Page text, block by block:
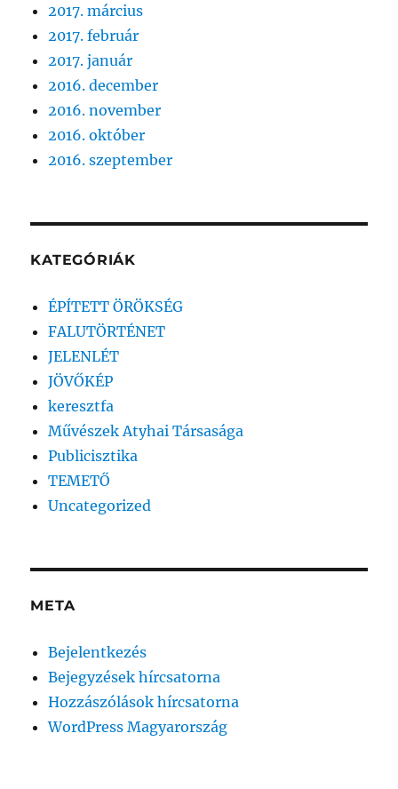
2017. március
2017. február
2017. január
2016. december
2016. november
2016. október
2016. szeptember
KATEGÓRIÁK
ÉPÍTETT ÖRÖKSÉG
FALUTÖRTÉNET
JELENLÉT
JÖVŐKÉP
keresztfa
Művészek Atyhai Társasága
Publicisztika
TEMETŐ
Uncategorized
META
Bejelentkezés
Bejegyzések hírcsatorna
Hozzászólások hírcsatorna
WordPress Magyarország